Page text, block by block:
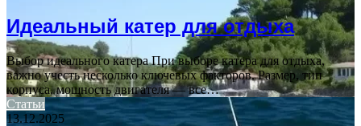
Идеальный катер для отдыха
Выбор идеального катера При выборе катера для отдыха,
важно учесть несколько ключевых факторов. Размер, тип
корпуса, мощность двигателя — все…
Статьи
13.12.2025